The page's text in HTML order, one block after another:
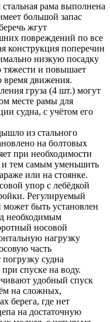
рама выполнена
большой запас
жгут
повреждений по все
конструкция поперечин
низкую посадку
тяжести и повышает
время движения.
груза (4 шт.) могут
месте рамы для
судна, с учётом его
из стального
на болтовых
при необходимости
и тем самым уменьшить
или на стоянке.
упор с лебёдкой
Регулируемый
быть установлен
необходимым
носовой
нагрузку
часть
судна
спуске на воду.
удобный спуск
на сложных,
берега, где нет
на достаточную